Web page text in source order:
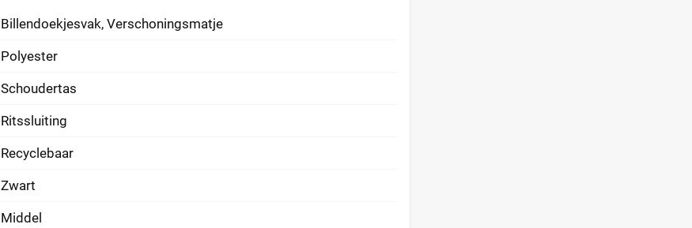
Billendoekjesvak, Verschoningsmatje
Polyester
Schoudertas
Ritssluiting
Recyclebaar
Zwart
Middel